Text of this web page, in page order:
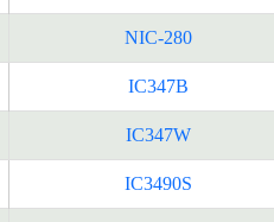
NIC-280
IC347B
IC347W
IC3490S